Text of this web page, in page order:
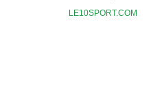
LE10SPORT.COM